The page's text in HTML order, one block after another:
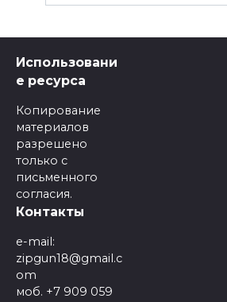
Использовани
е ресурса
Копирование
материалов
разрешено
только с
письменного
согласия.
Контакты
e-mail:
zipgun18@gmail.c
om
моб. +7 909 059